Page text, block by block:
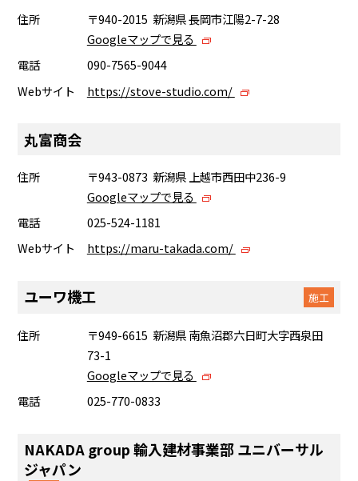
住所
〒940-2015 新潟県 長岡市江陽2-7-28
Googleマップで見る
電話
090-7565-9044
Webサイト
https://stove-studio.com/
丸富商会
住所
〒943-0873 新潟県 上越市西田中236-9
Googleマップで見る
電話
025-524-1181
Webサイト
https://maru-takada.com/
ユーワ機工 施工
住所
〒949-6615 新潟県 南魚沼郡六日町大字西泉田
73-1
Googleマップで見る
電話
025-770-0833
NAKADA group 輸入建材事業部 ユニバーサル
ジャパン